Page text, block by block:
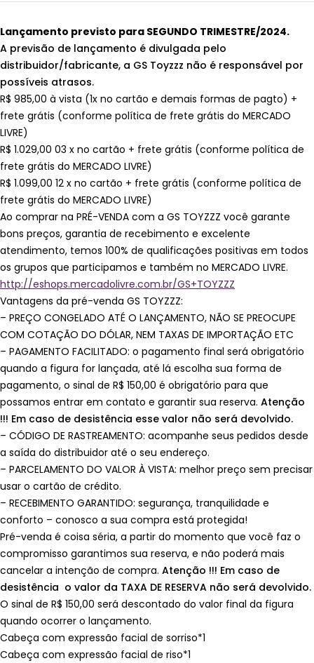
Lançamento previsto para SEGUNDO TRIMESTRE/2024.
A previsão de lançamento é divulgada pelo
distribuidor/fabricante, a GS Toyzzz não é responsável por
possíveis atrasos.
R$ 985,00 à vista (1x no cartão e demais formas de pagto) +
frete grátis (conforme política de frete grátis do MERCADO
LIVRE)
R$ 1.029,00 03 x no cartão + frete grátis (conforme política de
frete grátis do MERCADO LIVRE)
R$ 1.099,00 12 x no cartão + frete grátis (conforme política de
frete grátis do MERCADO LIVRE)
Ao comprar na PRÉ-VENDA com a GS TOYZZZ você garante
bons preços, garantia de recebimento e excelente
atendimento, temos 100% de qualificações positivas em todos
os grupos que participamos e também no MERCADO LIVRE.
http://eshops.mercadolivre.com.br/GS+TOYZZZ
Vantagens da pré-venda GS TOYZZZ:
– PREÇO CONGELADO ATÉ O LANÇAMENTO, NÃO SE PREOCUPE
COM COTAÇÃO DO DÓLAR, NEM TAXAS DE IMPORTAÇÃO ETC
– PAGAMENTO FACILITADO: o pagamento final será obrigatório
quando a figura for lançada, até lá escolha sua forma de
pagamento, o sinal de R$ 150,00 é obrigatório para que
possamos entrar em contato e garantir sua reserva. Atenção
!!! Em caso de desistência esse valor não será devolvido.
– CÓDIGO DE RASTREAMENTO: acompanhe seus pedidos desde
a saída do distribuidor até o seu endereço.
– PARCELAMENTO DO VALOR À VISTA: melhor preço sem precisar
usar o cartão de crédito.
– RECEBIMENTO GARANTIDO: segurança, tranquilidade e
conforto – conosco a sua compra está protegida!
Pré-venda é coisa séria, a partir do momento que você faz o
compromisso garantimos sua reserva, e não poderá mais
cancelar a intenção de compra. Atenção !!! Em caso de
desistência o valor da TAXA DE RESERVA não será devolvido.
O sinal de R$ 150,00 será descontado do valor final da figura
quando ocorrer o lançamento.
Cabeça com expressão facial de sorriso*1
Cabeça com expressão facial de riso*1